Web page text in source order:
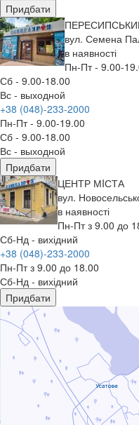
Придбати
вул. Семена
в наявності
Пн-Пт - 9.00-
Сб - 9.00-18.00
Вс - выходной
+38 (048)-233-2000
Пн-Пт - 9.00-19.00
Сб - 9.00-18.00
Вс - выходной
Придбати
ЦЕНТР МIСТА
вул.
в наявності
Пн-Пт з 9.00 до
Сб-Нд - вихідний
+38 (048)-233-2000
Пн-Пт з 9.00 до 18.00
Сб-Нд - вихідний
Придбати